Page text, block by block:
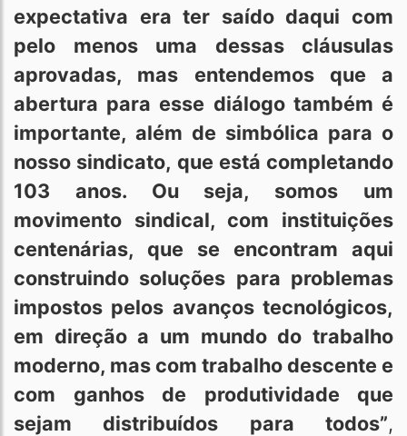
expectativa era ter saído daqui com
pelo menos uma dessas cláusulas
aprovadas, mas entendemos que a
abertura para esse diálogo também é
importante, além de simbólica para o
nosso sindicato, que está completando
103 anos. Ou seja, somos um
movimento sindical, com instituições
centenárias, que se encontram aqui
construindo soluções para problemas
impostos pelos avanços tecnológicos,
em direção a um mundo do trabalho
moderno, mas com trabalho descente e
com ganhos de produtividade que
sejam distribuídos para todos”,